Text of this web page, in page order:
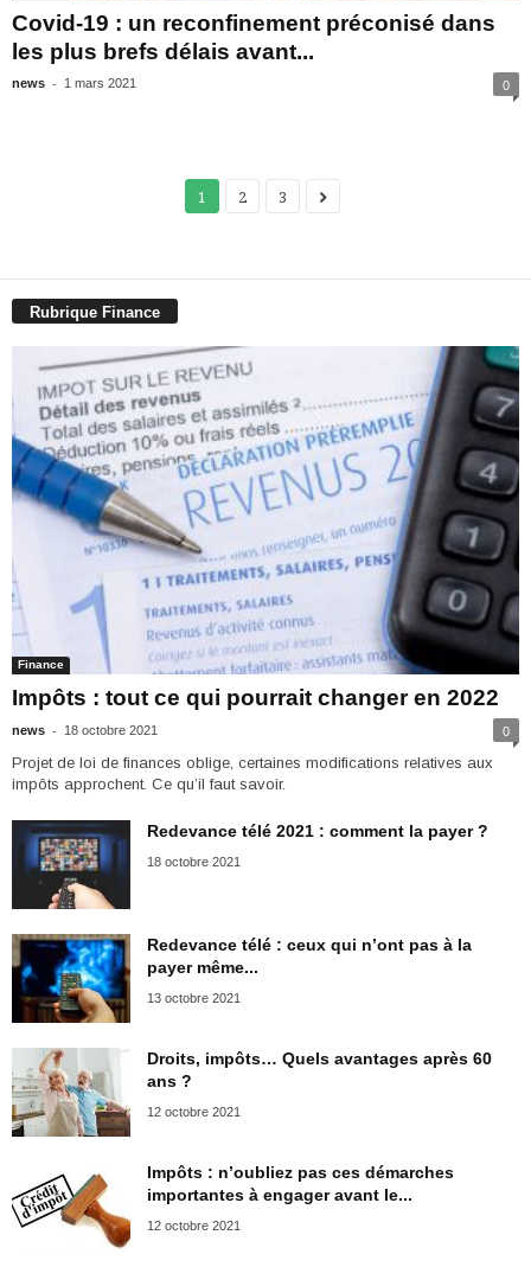
Covid-19 : un reconfinement préconisé dans
les plus brefs délais avant...
news - 1 mars 2021 0
1 2 3
Rubrique Finance
Finance
Impôts : tout ce qui pourrait changer en 2022
news - 18 octobre 2021 0
Projet de loi de finances oblige, certaines modifications relatives aux
impôts approchent. Ce qu’il faut savoir.
Redevance télé 2021 : comment la payer ?
18 octobre 2021
Redevance télé : ceux qui n’ont pas à la
payer même...
13 octobre 2021
Droits, impôts… Quels avantages après 60
ans ?
12 octobre 2021
Impôts : n’oubliez pas ces démarches
importantes à engager avant le...
12 octobre 2021